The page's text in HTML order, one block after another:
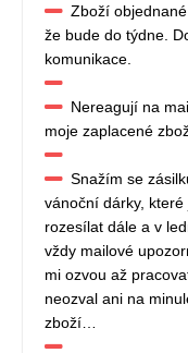
Zboží
že bude do týdne.
komunikace.
Nereagují na
moje zaplacené
Snažím se
vánoční dárky,
rozesílat dále a v
vždy mailové
mi ozvou až
neozval ani na
zboží…